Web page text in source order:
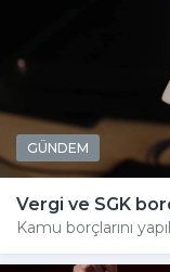
GÜNDEM
Vergi ve SGK
Kamu borçlarını